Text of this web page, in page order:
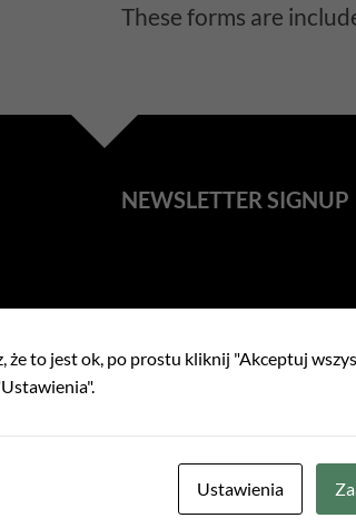
These forms are
NEWSLETTER SIGNUP
NEWSLETTER SIGNUP
że to jest ok, po prostu kliknij "Akceptuj
Ustawienia